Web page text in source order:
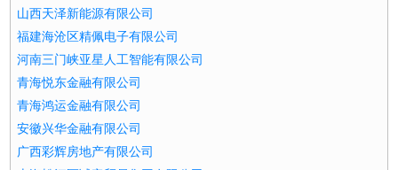
山西天泽新能源有限公司
福建海沧区精佩电子有限公司
河南三门峡亚星人工智能有限公司
青海悦东金融有限公司
青海鸿运金融有限公司
安徽兴华金融有限公司
广西彩辉房地产有限公司